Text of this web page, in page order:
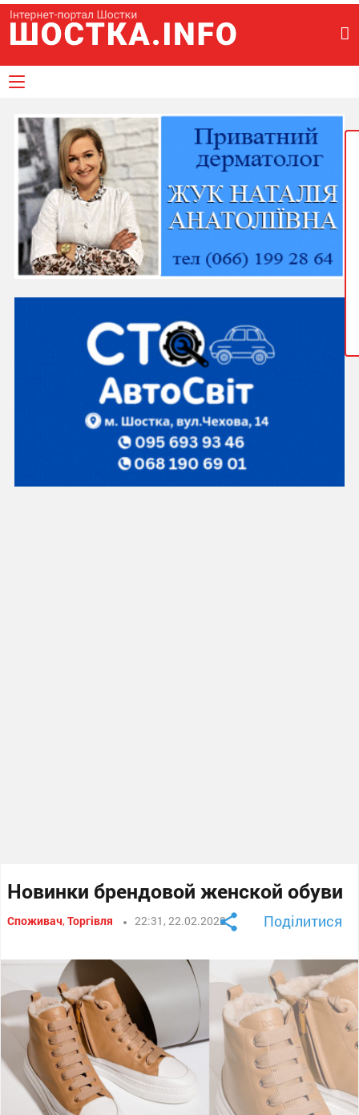
Новинки брендовой женской обуви
Споживач,Торгівля 22:31, 22.02.2022 Поділитися